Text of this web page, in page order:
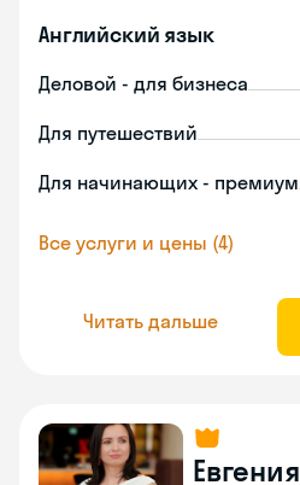
Английский язык
Деловой - для бизнеса
Для путешествий
Для начинающих - премиум
Все услуги и цены (4)
Читать дальше
Евгения